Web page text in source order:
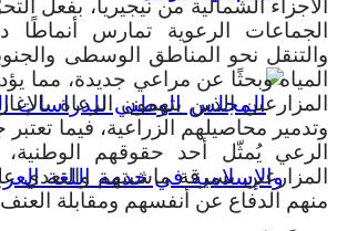
الأجزاء الشمالية من نيجيريا، بفعل
الجماعات الرعوية تمارس أنماطًا
والتنقل نحو المناطق الوسطى
المياه وبحثًا عن مراعي جديدة، مما
المزارعين الذين يتهمون الرعاة
وتدمير محاصيلهم الزراعية، فيما
الرعي يُمثّل أحد حقوقهم الوطنية،
المزارعين بسرقة ماشيتهم والتعدي
منهم الدفاع عن أنفسهم ومقابلة